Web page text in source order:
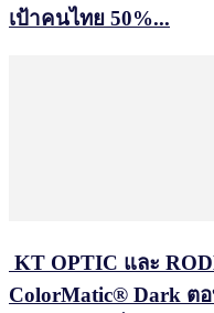
เป้าคนไทย 50%...
KT OPTIC และ
ColorMatic® Dark ต